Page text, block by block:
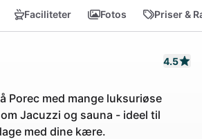
Faciliteter Fotos Priser &
4.5
Porec med mange luksuriøse
Jacuzzi og sauna - ideel til
med dine kære.